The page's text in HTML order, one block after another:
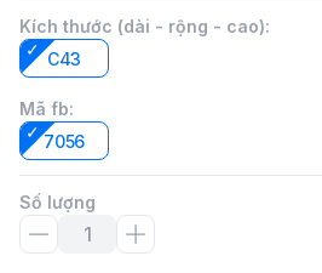
Kích thước (dài - rộng - cao):
C43
Mã fb:
7056
Số lượng